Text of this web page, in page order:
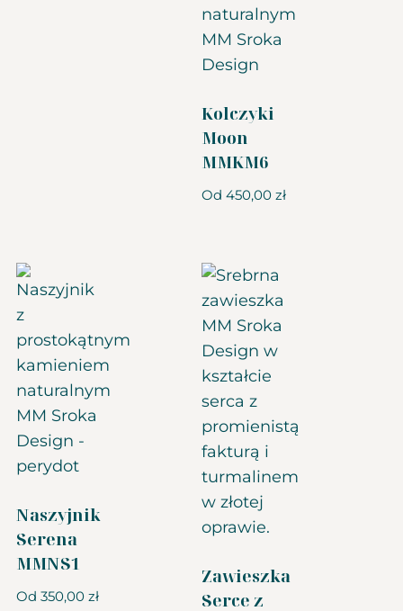
Kolczyki
Moon
MMKM6
Od 450,00 zł
Naszyjnik
Serena
MMNS1
Od 350,00 zł
Zawieszka
Serce z